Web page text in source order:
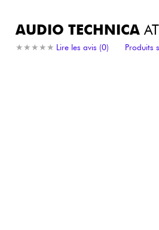
Synthés & Sampleurs
Micros & HF
AUDIO TECHNICA
★ ★ ★ ★ ★
★ ★ ★ ★ ★ Lire les avis (0) Produits